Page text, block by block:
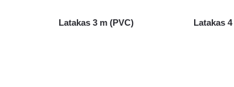
Latakas 3 m (PVC) Latakas